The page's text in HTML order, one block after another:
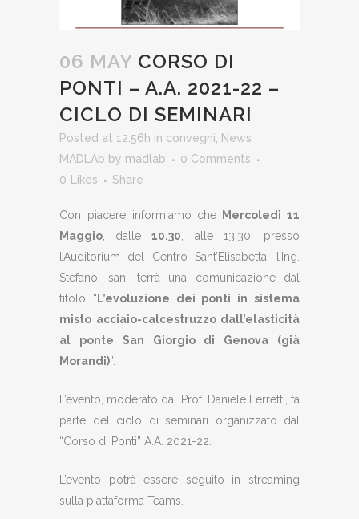
06 MAY CORSO DI
PONTI – A.A. 2021-22 –
CICLO DI SEMINARI
Posted at 12:56h in convegni, News
MADLAb by madlab
0 Comments
0 Likes Share
Con piacere informiamo che Mercoledì 11
Maggio, dalle10.30, alle 13.30, presso
l’Auditorium del Centro Sant’Elisabetta, l’Ing.
Stefano Isani terrà una comunicazione dal
titolo “ L’evoluzione dei ponti in sistema
misto acciaio-calcestruzzo dall’elasticità
al ponte San Giorgio di Genova (già
Morandi)”.
L’evento, moderato dal Prof. Daniele Ferretti, fa
parte del ciclo di seminari organizzato dal
“Corso di Ponti” A.A. 2021-22.
L’evento potrà essere seguito in streaming
sulla piattaforma Teams.